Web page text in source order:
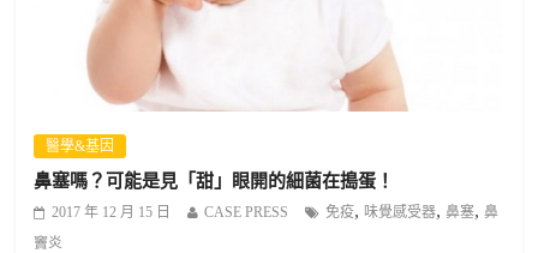
醫學&基因
鼻塞嗎？可能是見「甜」眼開的細菌在搗蛋！
2017 年 12 月 15 日 CASE PRESS 免疫, 味覺感受器,鼻塞,鼻
竇炎